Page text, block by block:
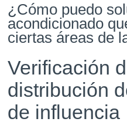
¿Cómo puedo
acondicionado
ciertas áreas de
Verificación
distribución
de influencia